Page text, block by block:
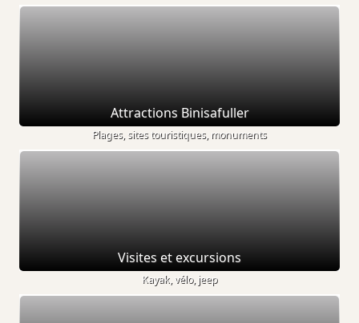
Attractions Binisafuller
Plages, sites touristiques, monuments
Visites et excursions
Kayak, vélo, jeep